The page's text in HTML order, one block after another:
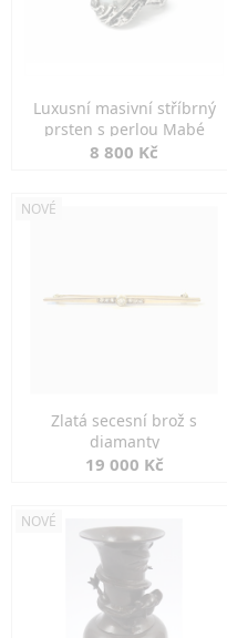
Luxusní masivní stříbrný
prsten s perlou Mabé
8 800 Kč
NOVÉ
Zlatá secesní brož s
diamanty
19 000 Kč
NOVÉ